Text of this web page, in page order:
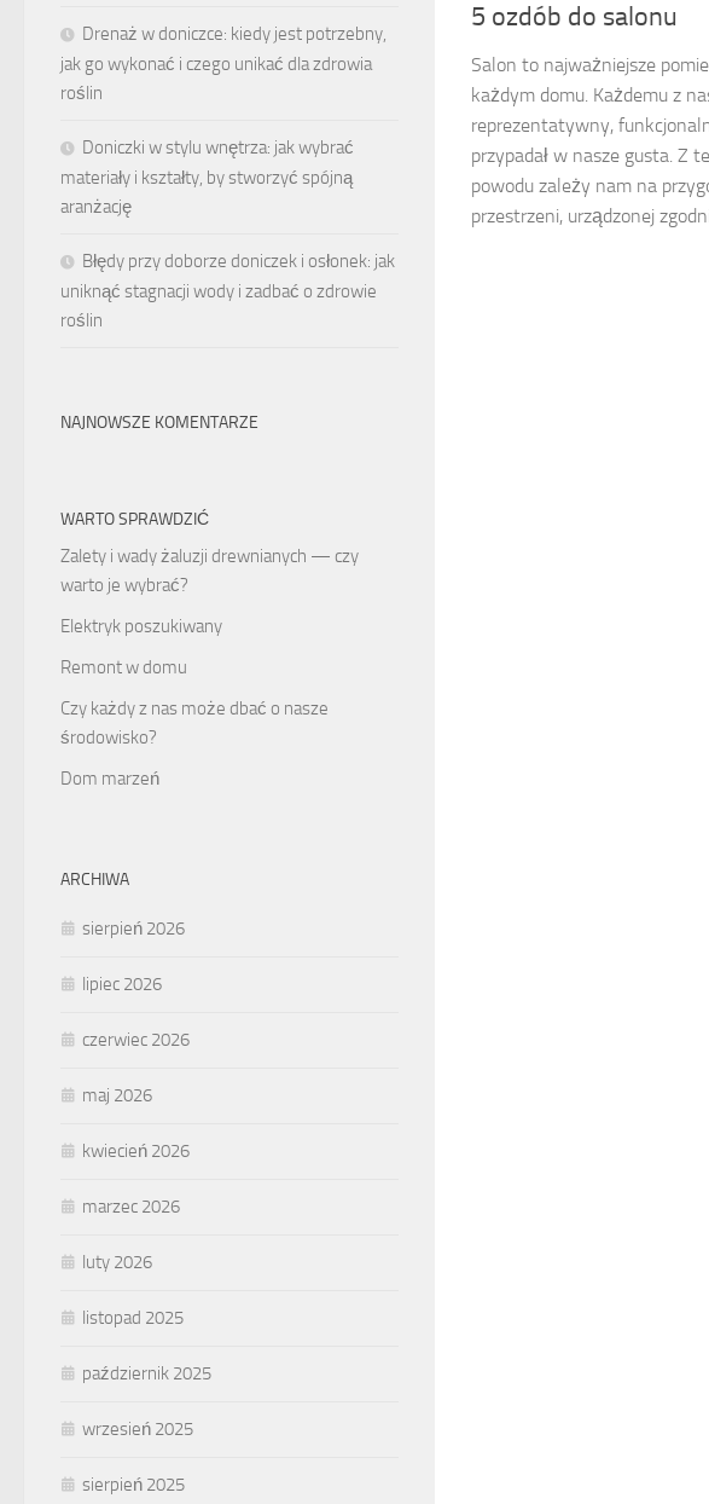
5 ozdób do salonu
Salon to najważniejsze
każdym domu. Każdemu z
reprezentatywny,
przypadał w nasze gusta. Z
powodu zależy nam na
przestrzeni, urządzonej
Drenaż w doniczce: kiedy jest potrzebny,
jak go wykonać i czego unikać dla zdrowia
roślin
Doniczki w stylu wnętrza: jak wybrać
materiały i kształty, by stworzyć spójną
aranżację
Błędy przy doborze doniczek i osłonek: jak
uniknąć stagnacji wody i zadbać o zdrowie
roślin
NAJNOWSZE KOMENTARZE
WARTO SPRAWDZIĆ
Zalety i wady żaluzji drewnianych — czy
warto je wybrać?
Elektryk poszukiwany
Remont w domu
Czy każdy z nas może dbać o nasze
środowisko?
Dom marzeń
ARCHIWA
sierpień 2026
lipiec 2026
czerwiec 2026
maj 2026
kwiecień 2026
marzec 2026
luty 2026
listopad 2025
październik 2025
wrzesień 2025
sierpień 2025